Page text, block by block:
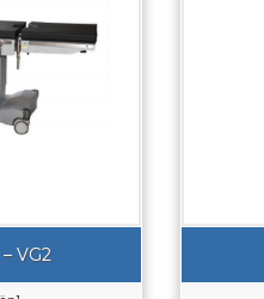
VG2